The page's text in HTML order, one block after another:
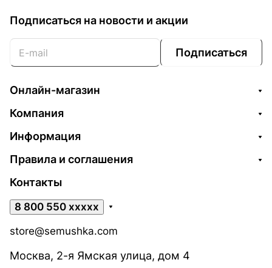
Подписаться на новости и акции
Подписаться
Онлайн-магазин
Компания
Информация
Правила и соглашения
Контакты
8 800 550 xxxxx
store@semushka.com
Москва, 2-я Ямская улица, дом 4